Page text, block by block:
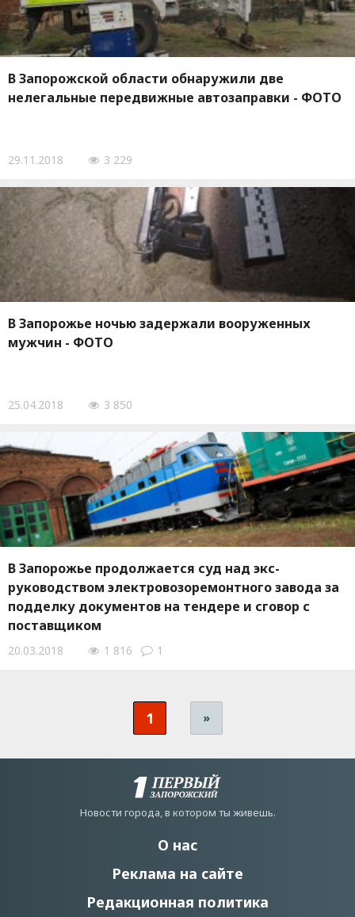
В Запорожской области обнаружили две
нелегальные передвижные автозаправки - ФОТО
29.11.2018 3 229
В Запорожье ночью задержали вооруженных
мужчин - ФОТО
25.04.2018 3 850
В Запорожье продолжается суд над экс-
руководством электровозоремонтного завода за
подделку документов на тендере и сговор с
поставщиком
20.03.2018 1 816 1
1 »
Новости города, в котором ты живешь.
О нас
Реклама на сайте
Редакционная политика